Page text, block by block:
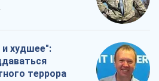
худшее":
террора